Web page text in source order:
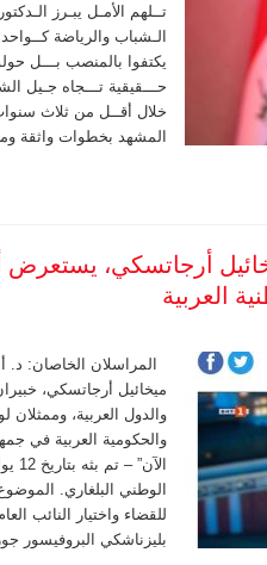
تــلهم الأمـل يبـرز
الـشباب والرياضة
يكتفوا بالمنصب بـــل
حـــقيقية تـــجاه جـيل
خلال أقــل من ثلاث
المشهد بخطوات واثقة
أرجاتسكي، يستعرض
العربية
المراسلان الخاصان: د.
ميخائيل أرجاتسكي،
والدول العربية، وممثلان
والحكومية العربية في
الوطني البلغاري.
للقضاء واختيار النائب
بليزناشكي البروفيسور